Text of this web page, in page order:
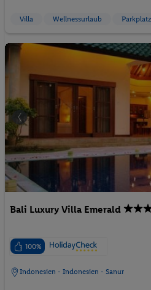
Villa Wellnessurlaub Parkplatz
Bali Luxury Villa Emerald
100%
Indonesien - Indonesien - Sanur